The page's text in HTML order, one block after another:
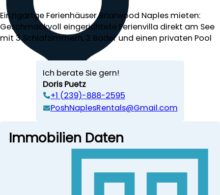
Einzigartge Ferienhäuser Briarwood Naples mieten:
Geschmackvoll eingerichtete Ferienvilla direkt am See
mit 3 Schlafzimmern, 2 Bäder und einen privaten Pool
Ich berate Sie gern!
Doris Puetz
+1 (239)-888-2595
PoshNaplesRentals@Gmail.com
Immobilien Daten